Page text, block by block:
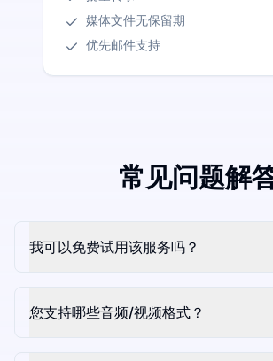
媒体文件无保留期
优先邮件支持
常见问题解
我可以免费试用该服务吗？
您支持哪些音频/视频格式？